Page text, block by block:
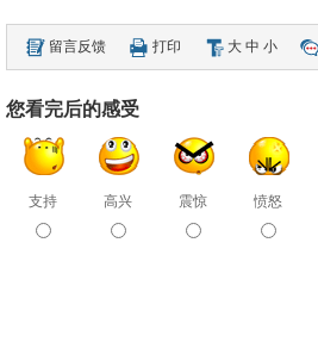
留言反馈 打印 大 中 小
您看完后的感受
支持 高兴 震惊 愤怒